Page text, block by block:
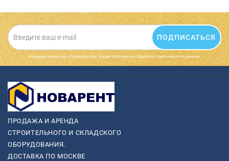
ПОДПИСАТЬСЯ
Нажимая на кнопку «Подписаться», я даю cогласие на обработку персональных данных.
ПРОДАЖА И АРЕНДА
СТРОИТЕЛЬНОГО И СКЛАДСКОГО
ОБОРУДОВАНИЯ.
ДОСТАВКА ПО МОСКВЕ